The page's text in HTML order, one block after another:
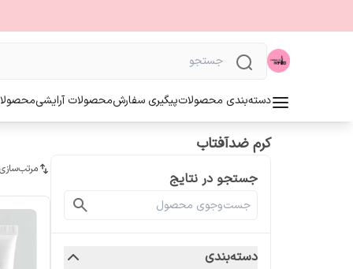
دسته‌بندی محصولاتپیگیری سفارشمحصولات آرایشی
کرم ضدآفتاب
جستجو در نتایج
دسته‌بندی